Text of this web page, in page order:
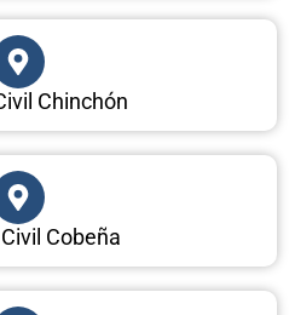
Chinchón
Cobeña